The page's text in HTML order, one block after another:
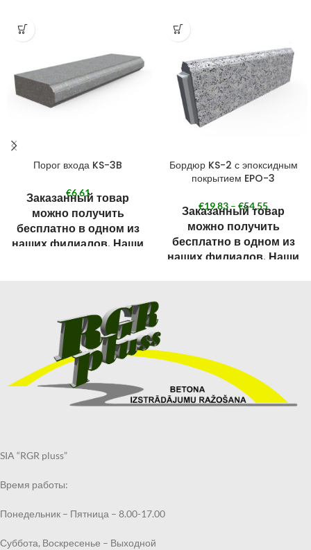
Порог входа KS-3B
€6,61
Заказанный товар
можно получить
бесплатно в одном из
наших филиалов. Наши
заказа выберите
«Получить в Кандаве» и
в примечаниях укажите
филиал, где хотите
получить товар.
Также возможно
получить заказанный
курьерскую службу.
Срок выполнения
заказа 2-4 недели, в
зависимости от
загруженности.
Бордюр KS-2 с эпоксидным
покрытием EPO-3
€19,83 – €54,55
Заказанный товар
можно получить
бесплатно в одном из
наших филиалов. Наши
в примечаниях укажите
филиал, где хотите
получить товар.
Также возможно
SIA “RGR pluss”
Время работы:
Понедельник – Пятница – 8.00-17.00
Суббота, Воскресенье – Выходной